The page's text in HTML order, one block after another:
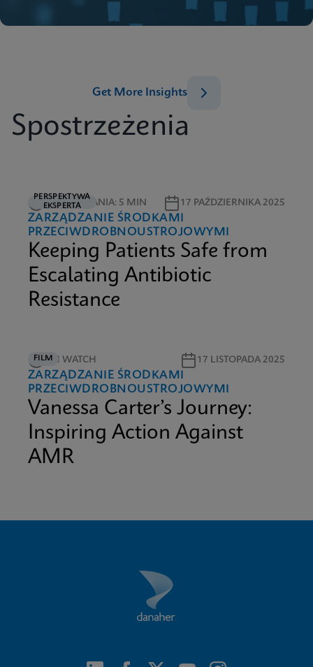
Spostrzeżenia
Get More Insights
PERSPEKTYWA
EKSPERTA
CZAS CZYTANIA: 5 MIN 17 PAŹDZIERNIKA 2025
ZARZĄDZANIE ŚRODKAMI
PRZECIWDROBNOUSTROJOWYMI
Keeping Patients Safe from
Escalating Antibiotic
Resistance
FILM5M WATCH 17 LISTOPADA 2025
ZARZĄDZANIE ŚRODKAMI
PRZECIWDROBNOUSTROJOWYMI
Vanessa Carter’s Journey:
Inspiring Action Against
AMR